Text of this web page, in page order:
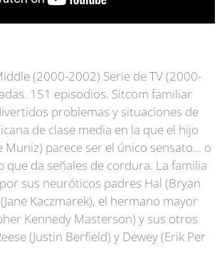
(2000-2002) Serie de TV (2000-
151 episodios. Sitcom familiar
problemas y situaciones de
de clase media en la que el hijo
Muniz) parece ser el único sensato... o
que da señales de cordura. La familia
sus neuróticos padres Hal (Bryan
Kaczmarek), el hermano mayor
Kennedy Masterson) y sus otros
(Justin Berfield) y Dewey (Erik Per